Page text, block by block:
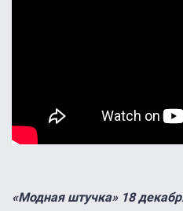
«Модная штучка» 18